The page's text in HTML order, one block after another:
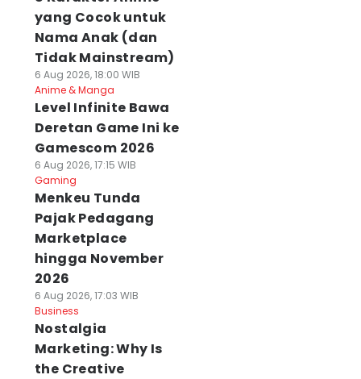
yang Cocok untuk
Nama Anak (dan
Tidak Mainstream)
6 Aug 2026, 18:00 WIB
Anime & Manga
Level Infinite Bawa
Deretan Game Ini ke
Gamescom 2026
6 Aug 2026, 17:15 WIB
Gaming
Menkeu Tunda
Pajak Pedagang
Marketplace
hingga November
2026
6 Aug 2026, 17:03 WIB
Business
Nostalgia
Marketing: Why Is
the Creative